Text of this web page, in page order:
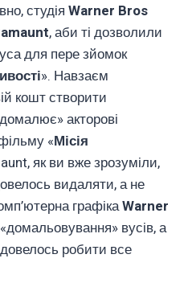
студія Warner Bros
, аби ті дозволили
для пере зйомок
». Навзаєм
кошт створити
акторові
«Місія
як ви вже зрозуміли,
видаляти, а не
графікаWarner
вусів, а
довелось робити все